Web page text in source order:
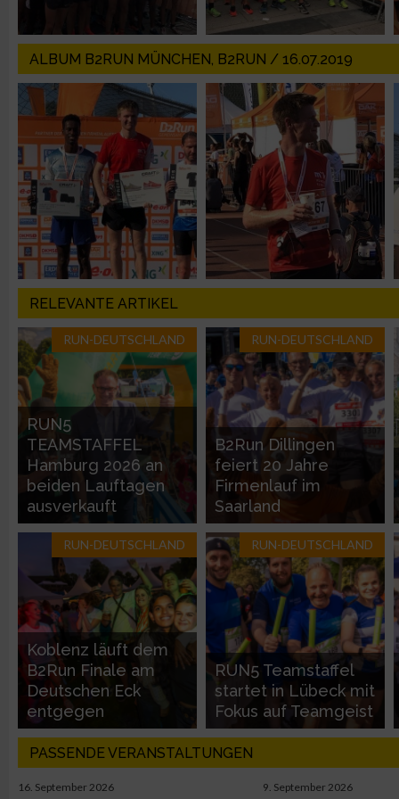
ALBUM B2RUN MÜNCHEN, B2RUN / 16.07.2019
RELEVANTE ARTIKEL
RUN-DEUTSCHLAND
RUN5
TEAMSTAFFEL
Hamburg 2026 an
beiden Lauftagen
ausverkauft
RUN-DEUTSCHLAND
B2Run Dillingen
feiert 20 Jahre
Firmenlauf im
Saarland
RUN-DEUTSCHLAND
Koblenz läuft dem
B2Run Finale am
Deutschen Eck
entgegen
RUN-DEUTSCHLAND
RUN5 Teamstaffel
startet in Lübeck mit
Fokus auf Teamgeist
PASSENDE VERANSTALTUNGEN
16. September 2026 9. September 2026
Messung der Werbeleistung
Messung der Performance von Inhalten
Analyse von Zielgruppen durch Statistiken oder Kombinationen
verschiedenen Quellen
Entwicklung und Verbesserung der Angebote
Verwendung reduzierter Daten zur Auswahl von Inhalten
IAB-Besonderheiten:
Verwendung genauer Standortdaten
Geräte anhand von aktiv angeforderten Informationen
Nicht-IAB-Verarbeitungszwecke:
Notwendig
Performance
Funktional
Werbung